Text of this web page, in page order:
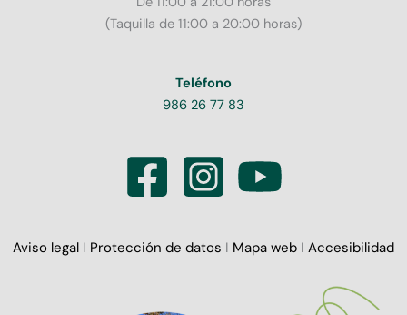
(Taquilla de 11:00 a 20:00 horas)
Teléfono
986 26 77 83
Aviso legal I Protección de datos I Mapa web I Accesibilidad